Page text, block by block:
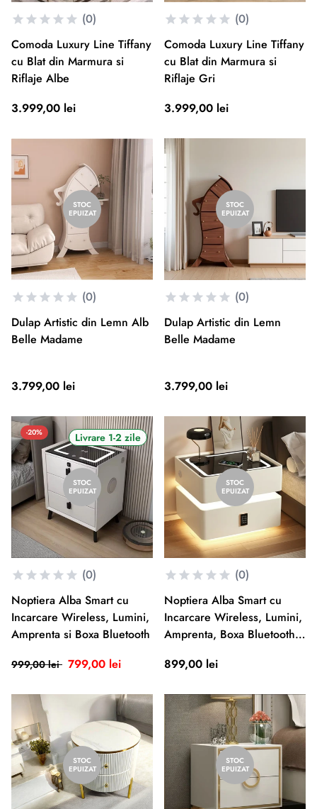
(0)
Comoda Luxury Line Tiffany
cu Blat din Marmura si
Riflaje Albe
3.999,00 lei
(0)
Comoda Luxury Line Tiffany
cu Blat din Marmura si
Riflaje Gri
3.999,00 lei
STOC
EPUIZAT
(0)
Dulap Artistic din Lemn Alb
Belle Madame
3.799,00 lei
STOC
EPUIZAT
(0)
Dulap Artistic din Lemn
Belle Madame
3.799,00 lei
Livrare 1-2 zile
-20%
STOC
EPUIZAT
(0)
Noptiera Alba Smart cu
Incarcare Wireless, Lumini,
Amprenta si Boxa Bluetooth
999,00 lei 799,00 lei
STOC
EPUIZAT
(0)
Noptiera Alba Smart cu
Incarcare Wireless, Lumini,
Amprenta, Boxa Bluetooth
899,00 lei
STOC
EPUIZAT
STOC
EPUIZAT